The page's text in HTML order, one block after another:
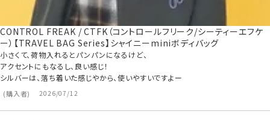
CONTROL FREAK / CTFK（コントロールフリーク/シーティーエフケ
ー）【TRAVEL BAG Series】シャイニーminiボディバッグ
購入者 2026/07/12
小さくて、荷物入れるとパンパンになるけど、
アクセントにもなるし、良い感じ！
シルバーは、落ち着いた感じやから、使いやすいですよー